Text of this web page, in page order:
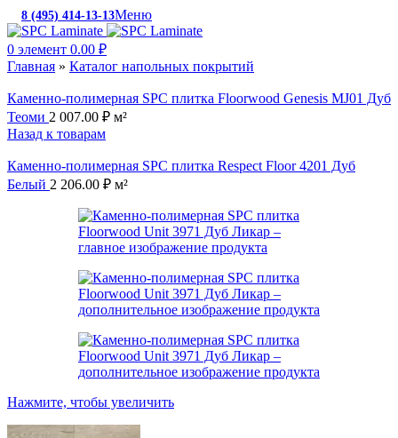
8 (495) 414-13-13Меню
0 элемент 0.00 ₽
Главная » Каталог напольных покрытий
Каменно-полимерная SPC плитка Floorwood Genesis MJ01 Дуб
Теоми 2 007.00 ₽ м²
Назад к товарам
Каменно-полимерная SPC плитка Respect Floor 4201 Дуб
Белый 2 206.00 ₽ м²
Нажмите, чтобы увеличить